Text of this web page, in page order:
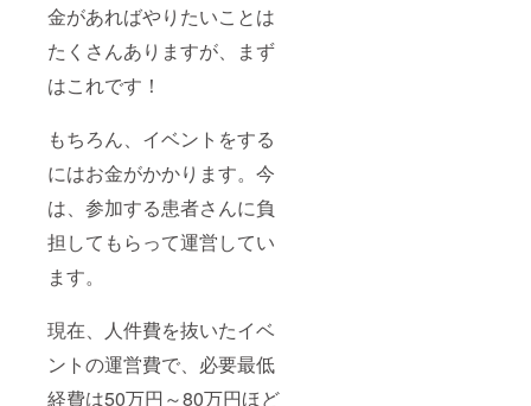
金があればやりたいことは
たくさんありますが、まず
はこれです！
もちろん、イベントをする
にはお金がかかります。今
は、参加する患者さんに負
担してもらって運営してい
ます。
現在、人件費を抜いたイベ
ントの運営費で、必要最低
経費は50万円～80万円ほど